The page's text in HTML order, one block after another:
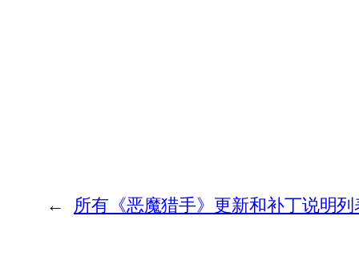
← 所有《恶魔猎手》更新和补丁说明列